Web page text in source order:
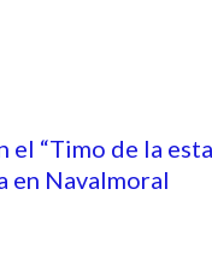
el “Timo de la
en Navalmoral